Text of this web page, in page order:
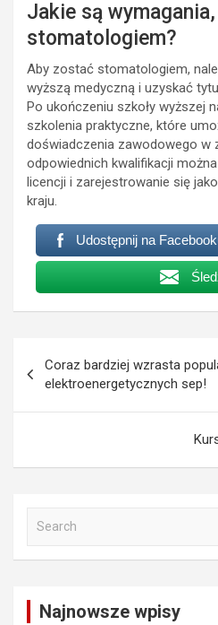
Jakie są
stomatologiem?
Aby zostać stomatologiem,
wyższą medyczną i uzyskać
Po ukończeniu szkoły wyższej
szkolenia praktyczne, które
doświadczenia zawodowego w
odpowiednich kwalifikacji
licencji i zarejestrowanie się
kraju.
Udostępnij na
wpisu
Coraz bardziej wzrasta
elektroenergetycznych sep!
Najnowsze wpisy